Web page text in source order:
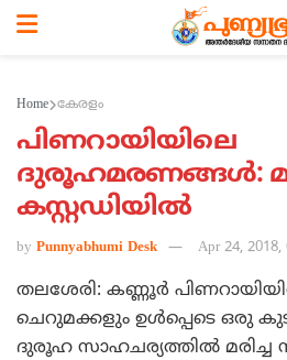
Home കേരളം
പിണറായിയിലെ
ദുരൂഹമരണങ്ങള്‍:
കസ്റ്റഡിയില്‍
by Punnyabhumi Desk Apr 24, 2018,
തലശേരി: കണ്ണൂര്‍
ചെറുമക്കളും ഉള്‍പ്പെടെ ഒരു
ദുരൂഹ സാഹചര്യത്തില്‍